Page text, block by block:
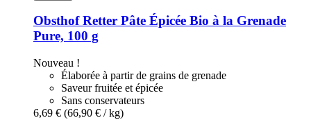
Obsthof Retter Pâte Épicée Bio à la Grenade
Pure, 100 g
Nouveau !
Élaborée à partir de grains de grenade
Saveur fruitée et épicée
Sans conservateurs
6,69 € (66,90 € / kg)